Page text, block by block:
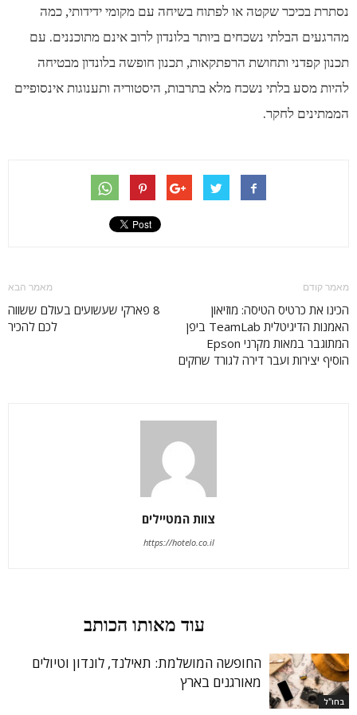
נסתרת בכיכר שקטה או לפתוח בשיחה עם מקומי ידידותי, כמה
מהרגעים הבלתי נשכחים ביותר בלונדון לרוב אינם מתוכננים. עם
תכנון קפדני ותחושת הרפתקאות, תכנון חופשה בלונדון מבטיחה
להיות מסע בלתי נשכח מלא בתרבות, היסטוריה ותענוגות אינסופיים
הממתינים לחקר.
מאמר קודם
הכינו את כרטיס הטיסה: מוזיאון
האמנות הדיגיטלית TeamLab ביפן
המתוגבר במאות מקרני Epson
הוסיף יצירות ועבר דירה לגורד שחקים
מאמר הבא
8 פארקי שעשועים בעולם ששווה
לכם להכיר
צוות המטיילים
https://hotelo.co.il
עוד מאותו הכותב
בחו"ל
החופשה המושלמת: תאילנד, לונדון וטיולים
מאורגנים בארץ